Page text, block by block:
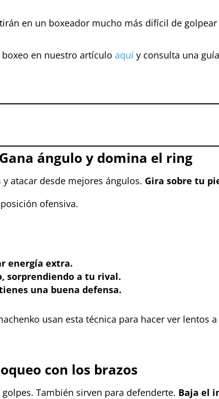
en un boxeador mucho más difícil de
boxeo en nuestro artículoaquí y consulta una
ángulo y domina el ring
atacar desde mejores ángulos. Gira sobre tu
ofensiva.
energía extra.
sorprendiendo a tu rival.
una buena defensa.
usan esta técnica para hacer ver lentos
con los brazos
También sirven para defenderte. Baja el